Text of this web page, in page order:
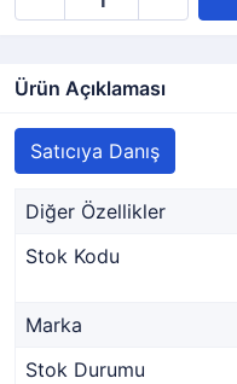
Ürün Açıklaması
Satıcıya Danış
Diğer Özellikler
Stok Kodu
Marka
Stok Durumu